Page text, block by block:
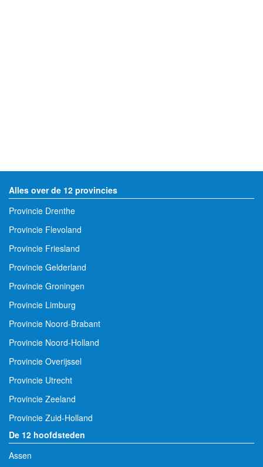
Alles over de 12 provincies
Provincie Drenthe
Provincie Flevoland
Provincie Friesland
Provincie Gelderland
Provincie Groningen
Provincie Limburg
Provincie Noord-Brabant
Provincie Noord-Holland
Provincie Overijssel
Provincie Utrecht
Provincie Zeeland
Provincie Zuid-Holland
De 12 hoofdsteden
Assen